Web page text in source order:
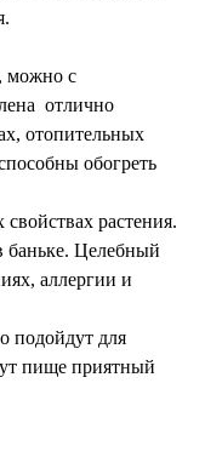
можно с
отлично
отопительных
обогреть
растения.
баньке. Целебный
аллергии и
подойдут для
пище приятный